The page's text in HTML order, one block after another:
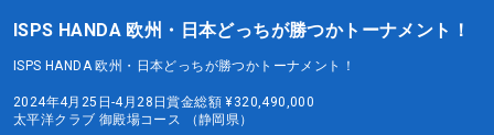
ISPS HANDA 欧州・日本どっちが勝つかトーナメント！
ISPS HANDA 欧州・日本どっちが勝つかトーナメント！
2024年4月25日-4月28日賞金総額 ¥320,490,000
太平洋クラブ 御殿場コース （静岡県）